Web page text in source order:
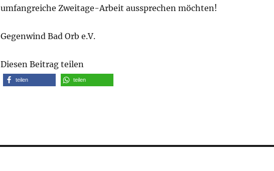
umfangreiche Zweitage-Arbeit aussprechen möchten!
Gegenwind Bad Orb e.V.
Diesen Beitrag teilen
teilen teilen